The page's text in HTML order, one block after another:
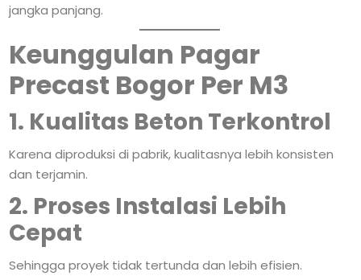
jangka panjang.
Keunggulan Pagar
Precast Bogor Per M3
1. Kualitas Beton Terkontrol
Karena diproduksi di pabrik, kualitasnya lebih konsisten
dan terjamin.
2. Proses Instalasi Lebih
Cepat
Sehingga proyek tidak tertunda dan lebih efisien.